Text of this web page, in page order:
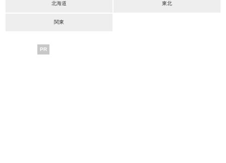
北海道 東北
関東
PR